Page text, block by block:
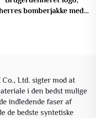
bomberjakke med
Ltd. sigter mod at
i den bedst mulige
indledende faser af
de bedste syntetiske